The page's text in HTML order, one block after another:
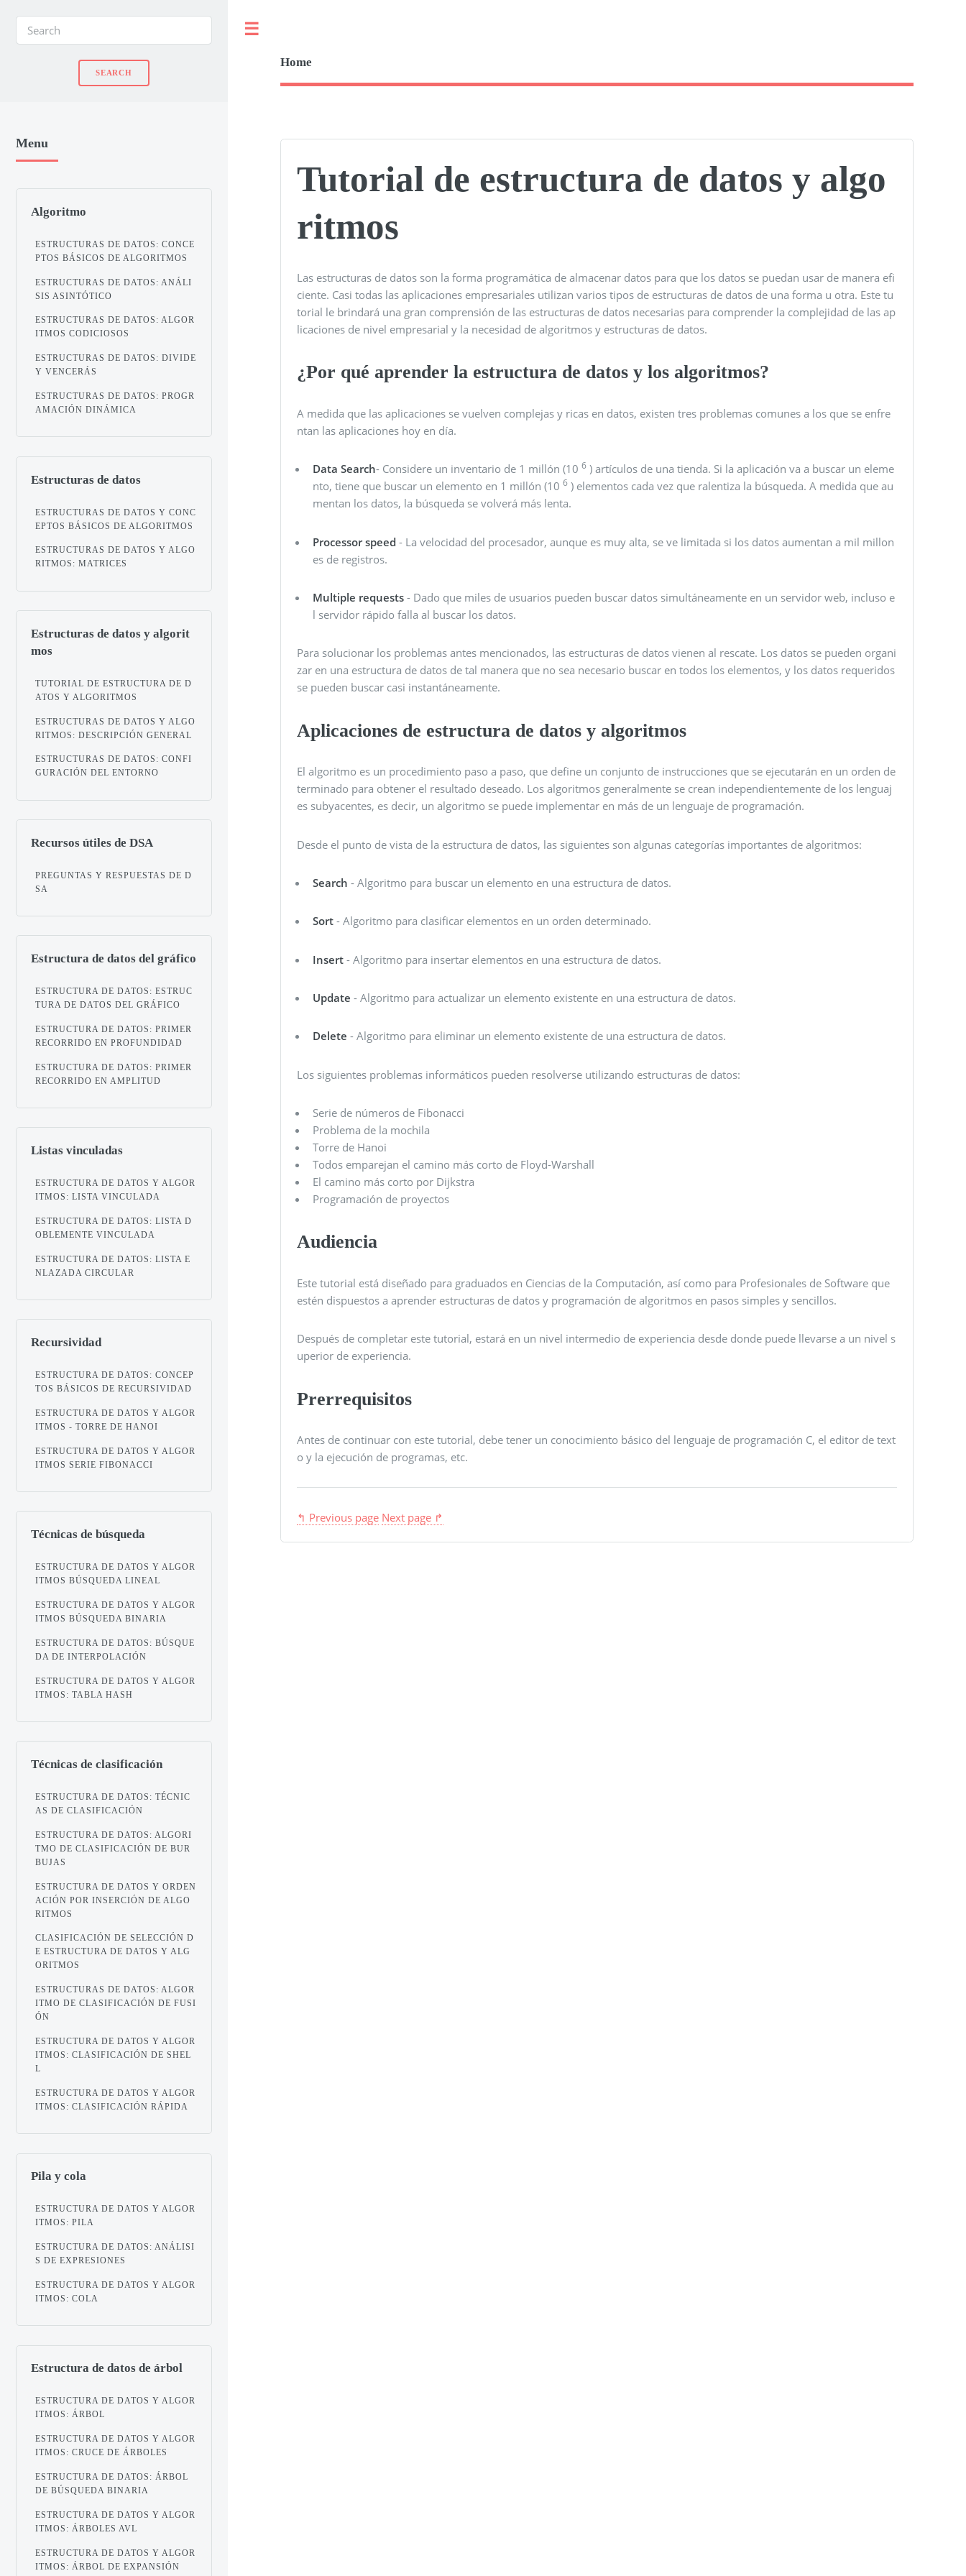
Home
Tutorial de estructura de datos y algo
ritmos
Las estructuras de datos son la forma programática de almacenar datos para que los datos se puedan usar de manera efi
ciente. Casi todas las aplicaciones empresariales utilizan varios tipos de estructuras de datos de una forma u otra. Este tu
torial le brindará una gran comprensión de las estructuras de datos necesarias para comprender la complejidad de las ap
licaciones de nivel empresarial y la necesidad de algoritmos y estructuras de datos.
¿Por qué aprender la estructura de datos y los algoritmos?
A medida que las aplicaciones se vuelven complejas y ricas en datos, existen tres problemas comunes a los que se enfre
ntan las aplicaciones hoy en día.
Data Search- Considere un inventario de 1 millón (106 ) artículos de una tienda. Si la aplicación va a buscar un eleme
nto, tiene que buscar un elemento en 1 millón (106 ) elementos cada vez que ralentiza la búsqueda. A medida que au
mentan los datos, la búsqueda se volverá más lenta.
Processor speed - La velocidad del procesador, aunque es muy alta, se ve limitada si los datos aumentan a mil millon
es de registros.
Multiple requests - Dado que miles de usuarios pueden buscar datos simultáneamente en un servidor web, incluso e
l servidor rápido falla al buscar los datos.
Para solucionar los problemas antes mencionados, las estructuras de datos vienen al rescate. Los datos se pueden organi
zar en una estructura de datos de tal manera que no sea necesario buscar en todos los elementos, y los datos requeridos
se pueden buscar casi instantáneamente.
Aplicaciones de estructura de datos y algoritmos
El algoritmo es un procedimiento paso a paso, que define un conjunto de instrucciones que se ejecutarán en un orden de
terminado para obtener el resultado deseado. Los algoritmos generalmente se crean independientemente de los lenguaj
es subyacentes, es decir, un algoritmo se puede implementar en más de un lenguaje de programación.
Desde el punto de vista de la estructura de datos, las siguientes son algunas categorías importantes de algoritmos:
Search - Algoritmo para buscar un elemento en una estructura de datos.
Sort - Algoritmo para clasificar elementos en un orden determinado.
Insert - Algoritmo para insertar elementos en una estructura de datos.
Update - Algoritmo para actualizar un elemento existente en una estructura de datos.
Delete - Algoritmo para eliminar un elemento existente de una estructura de datos.
Los siguientes problemas informáticos pueden resolverse utilizando estructuras de datos:
Serie de números de Fibonacci
Problema de la mochila
Torre de Hanoi
Todos emparejan el camino más corto de Floyd-Warshall
El camino más corto por Dijkstra
Programación de proyectos
Audiencia
Este tutorial está diseñado para graduados en Ciencias de la Computación, así como para Profesionales de Software que
estén dispuestos a aprender estructuras de datos y programación de algoritmos en pasos simples y sencillos.
Después de completar este tutorial, estará en un nivel intermedio de experiencia desde donde puede llevarse a un nivel s
uperior de experiencia.
Prerrequisitos
Antes de continuar con este tutorial, debe tener un conocimiento básico del lenguaje de programación C, el editor de text
o y la ejecución de programas, etc.
↰ Previous page Next page ↱
Menu
Algoritmo
ESTRUCTURAS DE DATOS: CONCE
PTOS BÁSICOS DE ALGORITMOS
ESTRUCTURAS DE DATOS: ANÁLI
SIS ASINTÓTICO
ESTRUCTURAS DE DATOS: ALGOR
ITMOS CODICIOSOS
ESTRUCTURAS DE DATOS: DIVIDE
Y VENCERÁS
ESTRUCTURAS DE DATOS: PROGR
AMACIÓN DINÁMICA
Estructuras de datos
ESTRUCTURAS DE DATOS Y CONC
EPTOS BÁSICOS DE ALGORITMOS
ESTRUCTURAS DE DATOS Y ALGO
RITMOS: MATRICES
Estructuras de datos y algorit
mos
TUTORIAL DE ESTRUCTURA DE D
ATOS Y ALGORITMOS
ESTRUCTURAS DE DATOS Y ALGO
RITMOS: DESCRIPCIÓN GENERAL
ESTRUCTURAS DE DATOS: CONFI
GURACIÓN DEL ENTORNO
Recursos útiles de DSA
PREGUNTAS Y RESPUESTAS DE D
SA
Estructura de datos del gráfico
ESTRUCTURA DE DATOS: ESTRUC
TURA DE DATOS DEL GRÁFICO
ESTRUCTURA DE DATOS: PRIMER
RECORRIDO EN PROFUNDIDAD
ESTRUCTURA DE DATOS: PRIMER
RECORRIDO EN AMPLITUD
Listas vinculadas
ESTRUCTURA DE DATOS Y ALGOR
ITMOS: LISTA VINCULADA
ESTRUCTURA DE DATOS: LISTA D
OBLEMENTE VINCULADA
ESTRUCTURA DE DATOS: LISTA E
NLAZADA CIRCULAR
Recursividad
ESTRUCTURA DE DATOS: CONCEP
TOS BÁSICOS DE RECURSIVIDAD
ESTRUCTURA DE DATOS Y ALGOR
ITMOS - TORRE DE HANOI
ESTRUCTURA DE DATOS Y ALGOR
ITMOS SERIE FIBONACCI
Técnicas de búsqueda
ESTRUCTURA DE DATOS Y ALGOR
ITMOS BÚSQUEDA LINEAL
ESTRUCTURA DE DATOS Y ALGOR
ITMOS BÚSQUEDA BINARIA
ESTRUCTURA DE DATOS: BÚSQUE
DA DE INTERPOLACIÓN
ESTRUCTURA DE DATOS Y ALGOR
ITMOS: TABLA HASH
Técnicas de clasificación
ESTRUCTURA DE DATOS: TÉCNIC
AS DE CLASIFICACIÓN
ESTRUCTURA DE DATOS: ALGORI
TMO DE CLASIFICACIÓN DE BUR
BUJAS
ESTRUCTURA DE DATOS Y ORDEN
ACIÓN POR INSERCIÓN DE ALGO
RITMOS
CLASIFICACIÓN DE SELECCIÓN D
E ESTRUCTURA DE DATOS Y ALG
ORITMOS
ESTRUCTURAS DE DATOS: ALGOR
ITMO DE CLASIFICACIÓN DE FUSI
ÓN
ESTRUCTURA DE DATOS Y ALGOR
ITMOS: CLASIFICACIÓN DE SHEL
L
ESTRUCTURA DE DATOS Y ALGOR
ITMOS: CLASIFICACIÓN RÁPIDA
Pila y cola
ESTRUCTURA DE DATOS Y ALGOR
ITMOS: PILA
ESTRUCTURA DE DATOS: ANÁLISI
S DE EXPRESIONES
ESTRUCTURA DE DATOS Y ALGOR
ITMOS: COLA
Estructura de datos de árbol
ESTRUCTURA DE DATOS Y ALGOR
ITMOS: ÁRBOL
ESTRUCTURA DE DATOS Y ALGOR
ITMOS: CRUCE DE ÁRBOLES
ESTRUCTURA DE DATOS: ÁRBOL
DE BÚSQUEDA BINARIA
ESTRUCTURA DE DATOS Y ALGOR
ITMOS: ÁRBOLES AVL
ESTRUCTURA DE DATOS Y ALGOR
ITMOS: ÁRBOL DE EXPANSIÓN